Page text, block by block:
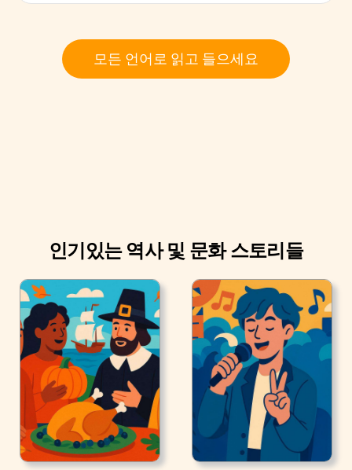
모든 언어로 읽고 들으세요
인기있는 역사 및 문화 스토리들